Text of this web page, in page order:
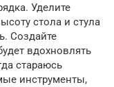
Уделите
стола и стула
Создайте
вдохновлять
стараюсь
инструменты,